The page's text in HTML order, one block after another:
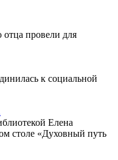
провели для
к социальной
Елена
столе «Духовный путь